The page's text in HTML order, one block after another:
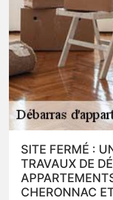
SITE FERMÉ :
TRAVAUX DE
CHERONNAC